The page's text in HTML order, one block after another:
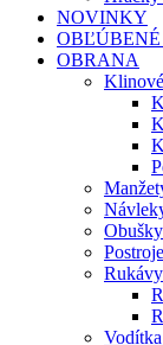
NOVINKY
OBRANA
Postroje
Rukávy